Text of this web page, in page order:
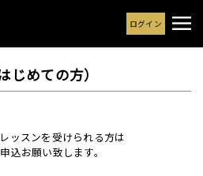
ログイン
じめての方）
ッスンを受けられる方は
込お願い致します。